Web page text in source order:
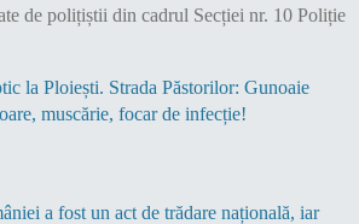
de polițiștii din cadrul Secției nr. 10 Poliție
la Ploiești. Strada Păstorilor: Gunoaie
muscărie, focar de infecție!
a fost un act de trădare națională, iar